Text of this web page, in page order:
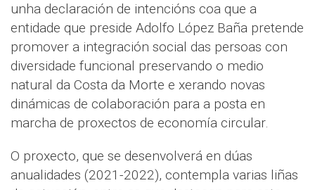
unha declaración de intencións coa que a
entidade que preside Adolfo López Baña pretende
promover a integración social das persoas con
diversidade funcional preservando o medio
natural da Costa da Morte e xerando novas
dinámicas de colaboración para a posta en
marcha de proxectos de economía circular.
O proxecto, que se desenvolverá en dúas
anualidades (2021-2022), contempla varias liñas